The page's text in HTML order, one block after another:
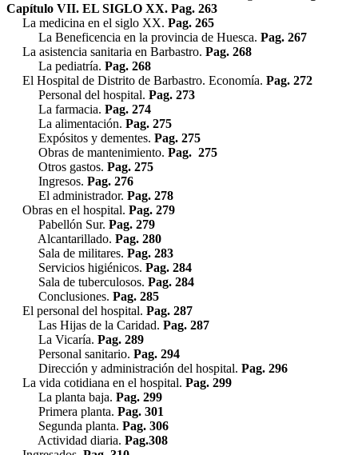
Capítulo VII. EL SIGLO XX. Pag. 263
La medicina en el siglo XX. Pag. 265
La Beneficencia en la provincia de Huesca. Pag. 267
La asistencia sanitaria en Barbastro. Pag. 268
La pediatría. Pag. 268
El Hospital de Distrito de Barbastro. Economía. Pag. 272
Personal del hospital. Pag. 273
La farmacia. Pag. 274
La alimentación. Pag. 275
Expósitos y dementes. Pag. 275
Obras de mantenimiento. Pag. 275
Otros gastos. Pag. 275
Ingresos. Pag. 276
El administrador. Pag. 278
Obras en el hospital. Pag. 279
Pabellón Sur. Pag. 279
Alcantarillado. Pag. 280
Sala de militares. Pag. 283
Servicios higiénicos. Pag. 284
Sala de tuberculosos. Pag. 284
Conclusiones. Pag. 285
El personal del hospital. Pag. 287
Las Hijas de la Caridad. Pag. 287
La Vicaría. Pag. 289
Personal sanitario. Pag. 294
Dirección y administración del hospital. Pag. 296
La vida cotidiana en el hospital. Pag. 299
La planta baja. Pag. 299
Primera planta. Pag. 301
Segunda planta. Pag. 306
Actividad diaria. Pag.308